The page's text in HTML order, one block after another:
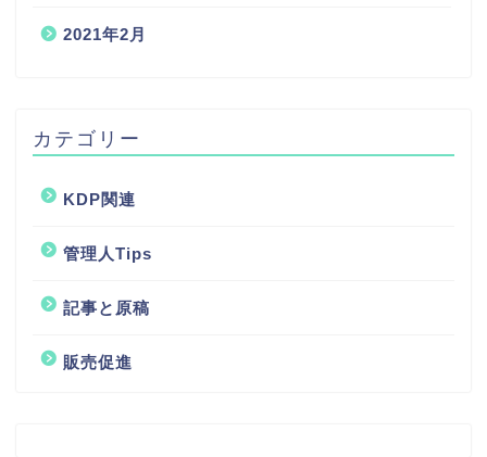
2021年2月
カテゴリー
KDP関連
管理人Tips
記事と原稿
販売促進